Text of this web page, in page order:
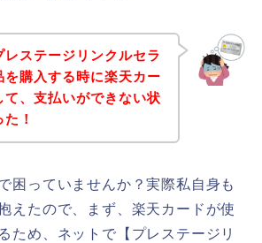
ステージリンクルセラ
購入する時に楽天カー
て、支払いができない状
！
困っていませんか？実際私自身も
えたので、まず、楽天カードが使
ため、ネットで【プレステージリ